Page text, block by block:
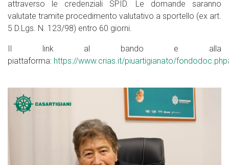
attraverso le credenziali SPID. Le domande saranno
valutate tramite procedimento valutativo a sportello (ex art.
5 D.Lgs. N. 123/98) entro 60 giorni.
Il link al bando e alla
piattaforma: https://www.crias.it/piuartigianato/